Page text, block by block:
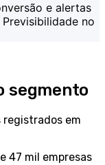
e alertas
no
segmento
registrados em
47 mil empresas